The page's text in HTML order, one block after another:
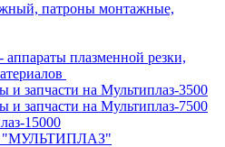
патроны монтажные,
плазменной резки,
и запчасти на Мультиплаз-3500
и запчасти на Мультиплаз-7500
15000
"МУЛЬТИПЛАЗ"